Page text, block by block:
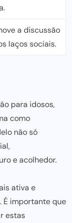
a discussão
laços sociais.
para idosos,
como
não só
e acolhedor.
ativa e
É importante que
estas